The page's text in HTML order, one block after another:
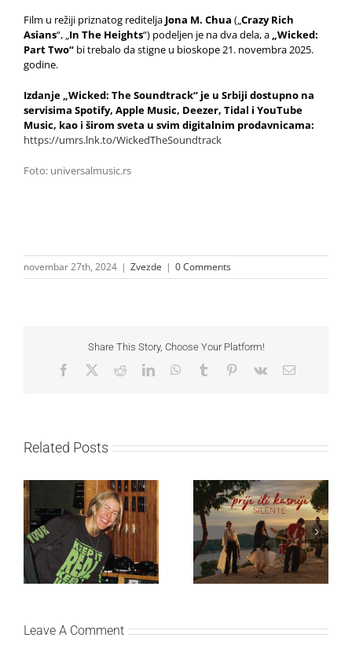
Film u režiji priznatog reditelja Jona M. Chua („Crazy Rich
Asians“, „In The Heights“) podeljen je na dva dela, a „Wicked:
Part Two“ bi trebalo da stigne u bioskope 21. novembra 2025.
godine.
Izdanje „Wicked: The Soundtrack“ je u Srbiji dostupno na
servisima Spotify, Apple Music, Deezer, Tidal i YouTube
Music, kao i širom sveta u svim digitalnim prodavnicama:
https://umrs.lnk.to/WickedTheSoundtrack
Foto: universalmusic.rs
novembar 27th, 2024 | Zvezde | 0 Comments
Share This Story, Choose Your Platform!
Facebook RedditLinkedInWhatsApp
Tumblr Pinterest
Vk Email
Related Posts
Ellie Goulding otkriva
nežniju stranu novim
singlom „4 Seasons“
Silente objavio novi
singl “Prije ili kasnije”
Leave A Comment